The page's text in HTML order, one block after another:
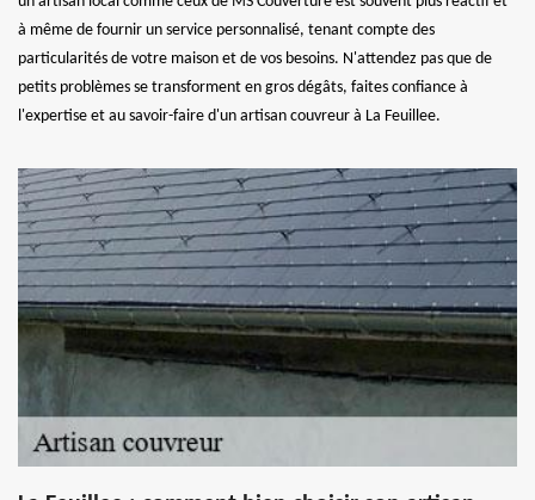
à même de fournir un service personnalisé, tenant compte des
particularités de votre maison et de vos besoins. N'attendez pas que de
petits problèmes se transforment en gros dégâts, faites confiance à
l'expertise et au savoir-faire d'un artisan couvreur à La Feuillee.